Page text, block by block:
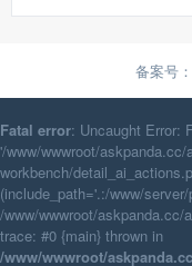
备案号：
Fatal error: Uncaught Error:
'/www/wwwroot/
workbench/
(include_path='.:/www/
/www/wwwroot/
trace: #0 {main} thrown in
/www/wwwroot/